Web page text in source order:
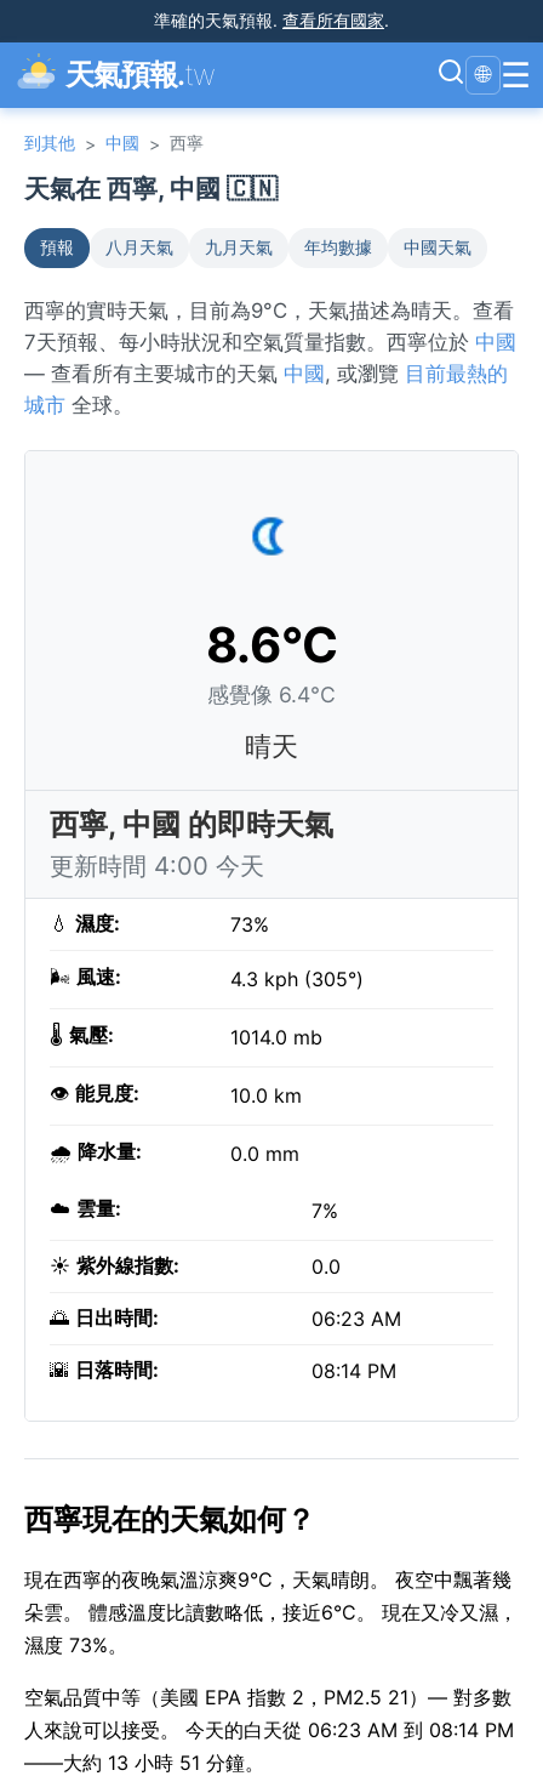
準確的天氣預報. 查看所有國家.
天氣預報.tw 🌐 ☰
到其他 > 中國 > 西寧
天氣在 西寧, 中國 🇨🇳
預報 八月天氣 九月天氣 年均數據 中國天氣
西寧的實時天氣，目前為9°C，天氣描述為晴天。查看
7天預報、每小時狀況和空氣質量指數。西寧位於 中國
— 查看所有主要城市的天氣 中國 , 或瀏覽 目前最熱的
城市 全球。
8.6°C
感覺像 6.4°C
晴天
西寧, 中國 的即時天氣
更新時間 4:00 今天
💧 濕度: 73%
🌬️ 風速: 4.3 kph (305°)
🌡️ 氣壓: 1014.0 mb
👁️ 能見度: 10.0 km
🌧️ 降水量: 0.0 mm
☁️ 雲量: 7%
☀️ 紫外線指數: 0.0
🌅 日出時間: 06:23 AM
🌇 日落時間: 08:14 PM
西寧現在的天氣如何？
現在西寧的夜晚氣溫涼爽9°C，天氣晴朗。 夜空中飄著幾
朵雲。 體感溫度比讀數略低，接近6°C。 現在又冷又濕，
濕度 73%。
空氣品質中等（美國 EPA 指數 2，PM2.5 21）— 對多數
人來說可以接受。 今天的白天從 06:23 AM 到 08:14 PM
——大約 13 小時 51 分鐘。